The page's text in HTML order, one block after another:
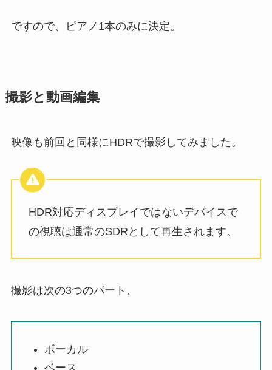
ですので、ピアノ1本のみに決定。
撮影と動画編集
映像も前回と同様にHDRで撮影してみました。
HDR対応ディスプレイではないデバイスで
の視聴は通常のSDRとして再生されます。
撮影は次の3つのパート、
ボーカル